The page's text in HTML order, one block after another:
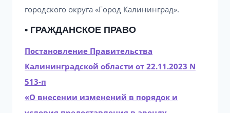
городского округа «Город Калининград».
• ГРАЖДАНСКОЕ ПРАВО
Постановление Правительства
Калининградской области от 22.11.2023 N
513-п
«О внесении изменений в порядок и